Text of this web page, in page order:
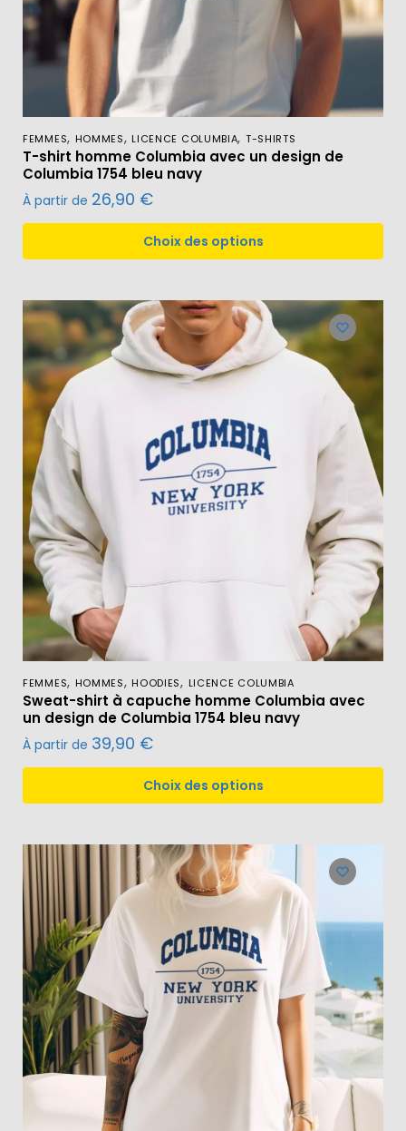
FEMMES, HOMMES, LICENCE COLUMBIA, T-SHIRTS
T-shirt homme Columbia avec un design de
Columbia 1754 bleu navy
À partir de 26,90 €
Choix des options
FEMMES, HOMMES, HOODIES, LICENCE COLUMBIA
Sweat-shirt à capuche homme Columbia avec
un design de Columbia 1754 bleu navy
À partir de 39,90 €
Choix des options